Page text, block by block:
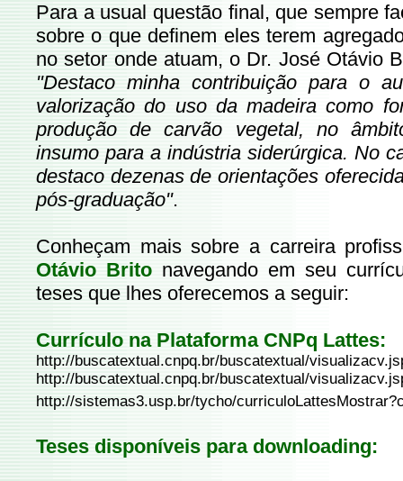
Para a usual questão final, que sempre
sobre o que definem eles terem
no setor onde atuam, o Dr. José Otávio
"Destaco minha contribuição para o
valorização do uso da madeira como
produção de carvão vegetal, no
insumo para a indústria siderúrgica. No
destaco dezenas de orientações
pós-graduação".
Conheçam mais sobre a carreira
Otávio Britonavegando em seu
teses que lhes oferecemos a seguir:
Currículo na Plataforma CNPq Lattes:
http://buscatextual.cnpq.br/buscatextual/
http://buscatextual.cnpq.br/buscatextual/
http://sistemas3.usp.br/tycho/
Teses disponíveis para downloading: